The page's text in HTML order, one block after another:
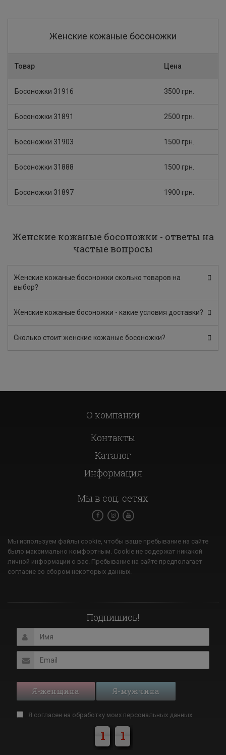
Женские кожаные босоножки
Товар Цена
Босоножки 31916 3500 грн.
Босоножки 31891 2500 грн.
Босоножки 31903 1500 грн.
Босоножки 31888 1500 грн.
Босоножки 31897 1900 грн.
Женские кожаные босоножки - ответы на
частые вопросы
Женские кожаные босоножки сколько товаров на
выбор?
Женские кожаные босоножки - какие условия доставки?
Сколько стоит женские кожаные босоножки?
О компании
Контакты
Каталог
Информация
Мы в соц. сетях
Мы используем файлы cookie, чтобы ваше пребывание на сайте
было максимально комфортным. Cookie не содержат никакой
личной информации о вас. Пребывание на сайте предполагает
согласие со сбором некоторых данных.
Подпишись!
Я-женщина Я-мужчина
Я согласен на обработку моих персональных данных
1 1